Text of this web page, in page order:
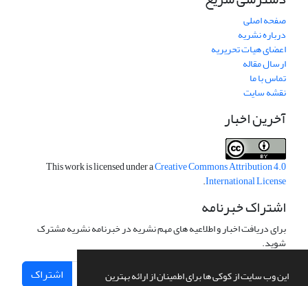
این وب سایت از کوکی ها برای اطمینان از ارائه بهترین
صفحه اصلی
درباره نشریه
اعضای هیات تحریریه
ارسال مقاله
تماس با ما
نقشه سایت
آخرین اخبار
This work is licensed under aCreative Commons Attribution 4.0
International License
.
اشتراک خبرنامه
برای دریافت اخبار و اطلاعیه های مهم نشریه در خبرنامه نشریه مشترک
شوید.
اشتراک